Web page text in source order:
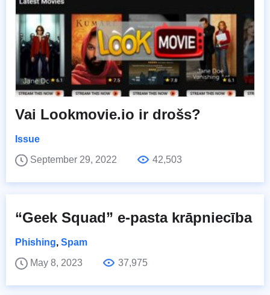
Vai Lookmovie.io ir drošs?
Issue
September 29, 2022
42,503
“Geek Squad” e-pasta krāpniecība
Phishing, Spam
May 8, 2023
37,975